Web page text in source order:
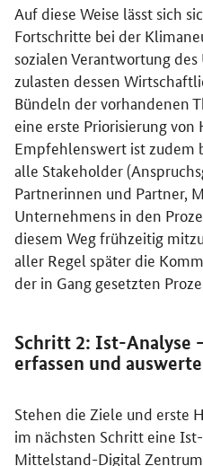
Auf diese Weise lässt sich
Fortschritte bei der
sozialen Verantwortung
zulasten dessen
Bündeln der vorhandenen
eine erste Priorisierung
Empfehlenswert ist zudem
alle Stakeholder
Partnerinnen und Partner,
Unternehmens in den
diesem Weg frühzeitig
aller Regel später die
der in Gang gesetzten
Schritt 2: Ist-Analyse
erfassen und
Stehen die Ziele und erste
im nächsten Schritt eine
Mittelstand-Digital